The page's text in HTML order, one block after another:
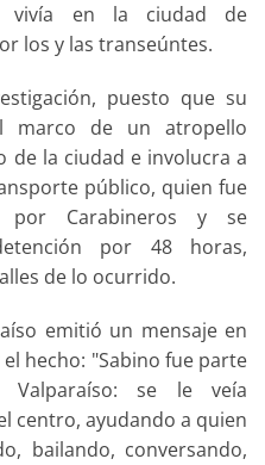
vivía en la ciudad de
los y las transeúntes.
puesto que su
marco de un atropello
la ciudad e involucra a
público, quien fue
por Carabineros y se
por 48 horas,
de lo ocurrido.
emitió un mensaje en
hecho: "Sabino fue parte
se le veía
centro, ayudando a quien
bailando, conversando,